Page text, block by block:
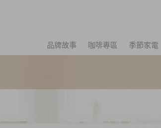
品牌故事
咖啡專區 季節家電